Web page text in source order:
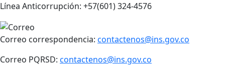
Línea Anticorrupción: +57(601) 324-4576
Correo correspondencia: contactenos@ins.gov.co
Correo PQRSD: contactenos@ins.gov.co